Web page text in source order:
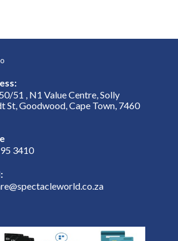
51 , N1 Value Centre, Solly
St, Goodwood, Cape Town, 7460
3410
Opens